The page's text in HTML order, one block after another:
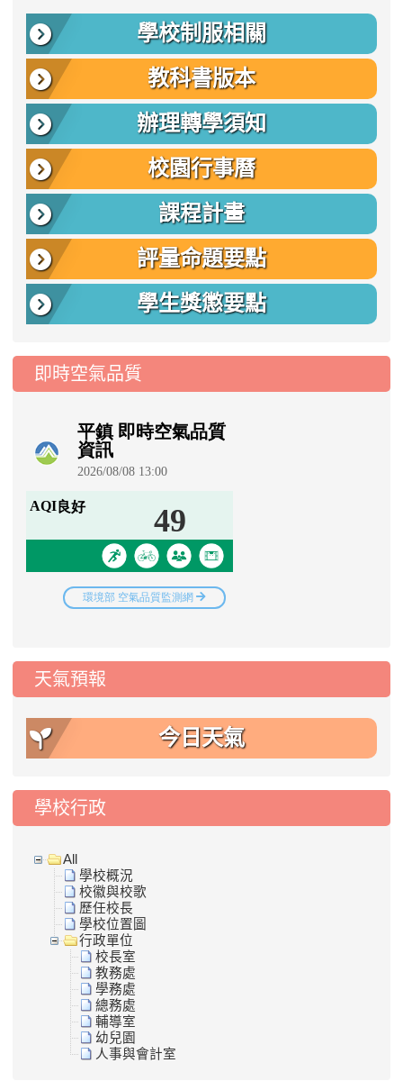
學校制服相關
教科書版本
辦理轉學須知
校園行事曆
課程計畫
評量命題要點
學生獎懲要點
即時空氣品質
天氣預報
今日天氣
學校行政
All
學校概況
校徽與校歌
歷任校長
學校位置圖
行政單位
校長室
教務處
學務處
總務處
輔導室
幼兒園
人事與會計室